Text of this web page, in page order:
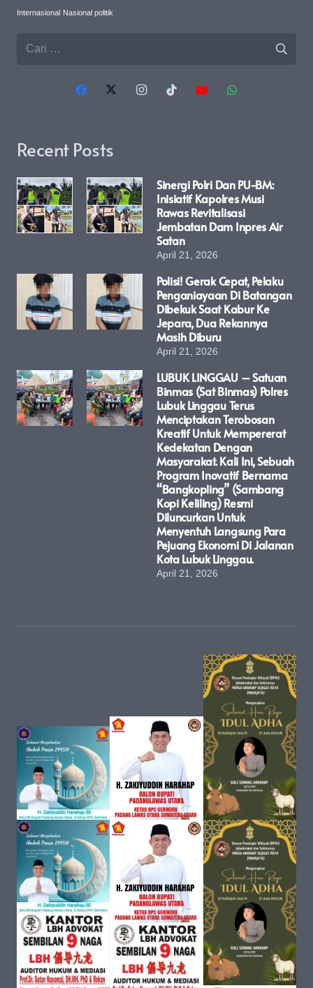
Recent Posts
Sinergi Polri Dan PU-BM:
Inisiatif Kapolres Musi
Rawas Revitalisasi
Jembatan Dam Inpres Air
Satan
April 21, 2026
Polisi! Gerak Cepat, Pelaku
Penganiayaan Di Batangan
Dibekuk Saat Kabur Ke
Jepara, Dua Rekannya
Masih Diburu
April 21, 2026
LUBUK LINGGAU – Satuan
Binmas (Sat Binmas) Polres
Lubuk Linggau Terus
Menciptakan Terobosan
Kreatif Untuk Mempererat
Kedekatan Dengan
Masyarakat. Kali Ini, Sebuah
Program Inovatif Bernama
“Bangkopling” (Sambang
Kopi Keliling) Resmi
Diluncurkan Untuk
Menyentuh Langsung Para
Pejuang Ekonomi Di Jalanan
Kota Lubuk Linggau.
April 21, 2026
Internasional Nasional politik
Cari